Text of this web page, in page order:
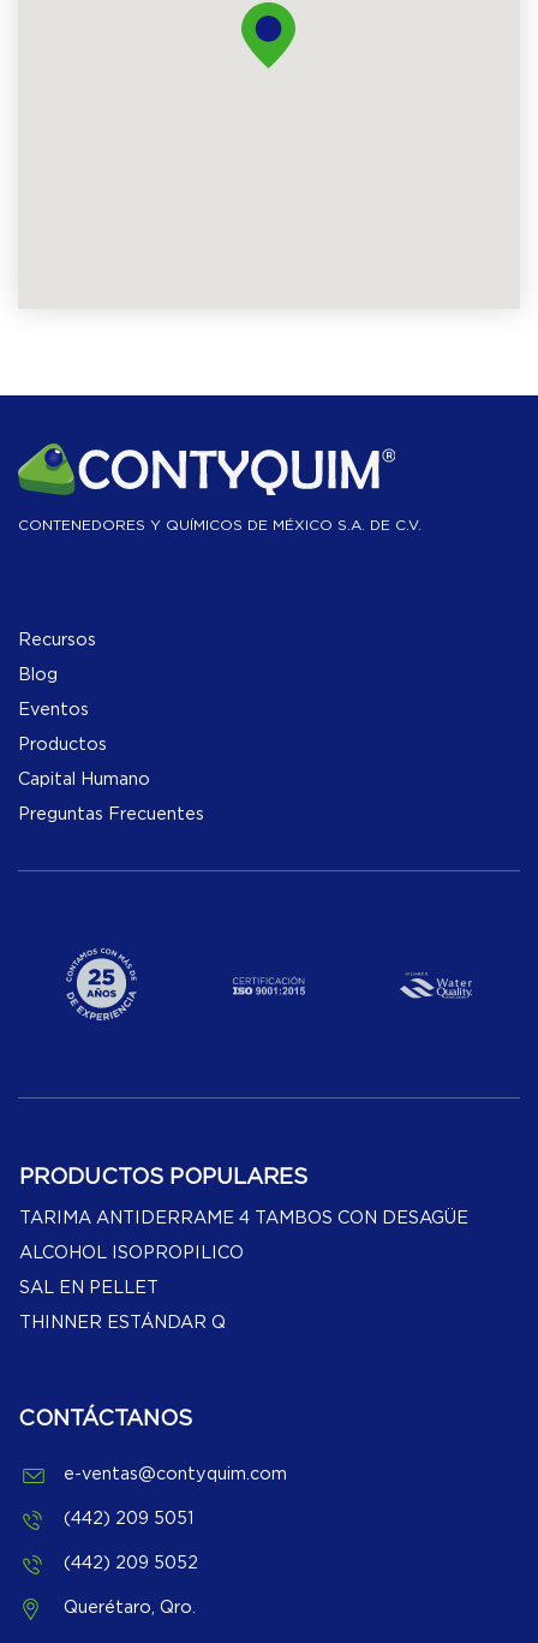
CONTENEDORES Y QUÍMICOS DE MÉXICO S.A. DE C.V.
Recursos
Blog
Eventos
Productos
Capital Humano
Preguntas Frecuentes
PRODUCTOS POPULARES
TARIMA ANTIDERRAME 4 TAMBOS CON DESAGÜE
ALCOHOL ISOPROPILICO
SAL EN PELLET
THINNER ESTÁNDAR Q
CONTÁCTANOS
e-ventas@contyquim.com
(442) 209 5051
(442) 209 5052
Querétaro, Qro.